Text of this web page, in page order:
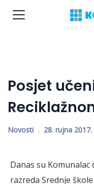
Posjet
Novosti 28. rujna 2017.
Danas su
razreda Srednje